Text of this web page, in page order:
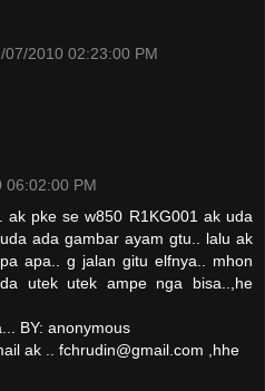
07/2010 02:23:00 PM
06:02:00 PM
ak pke se w850 R1KG001 ak uda
ada gambar ayam gtu.. lalu ak
apa.. g jalan gitu elfnya.. mhon
utek utek ampe nga bisa..,he
BY: anonymous
ak .. fchrudin@gmail.com ,hhe